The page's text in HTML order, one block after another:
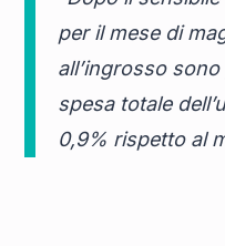
per il mese di
all’ingrosso
spesa totale
0,9% rispetto al